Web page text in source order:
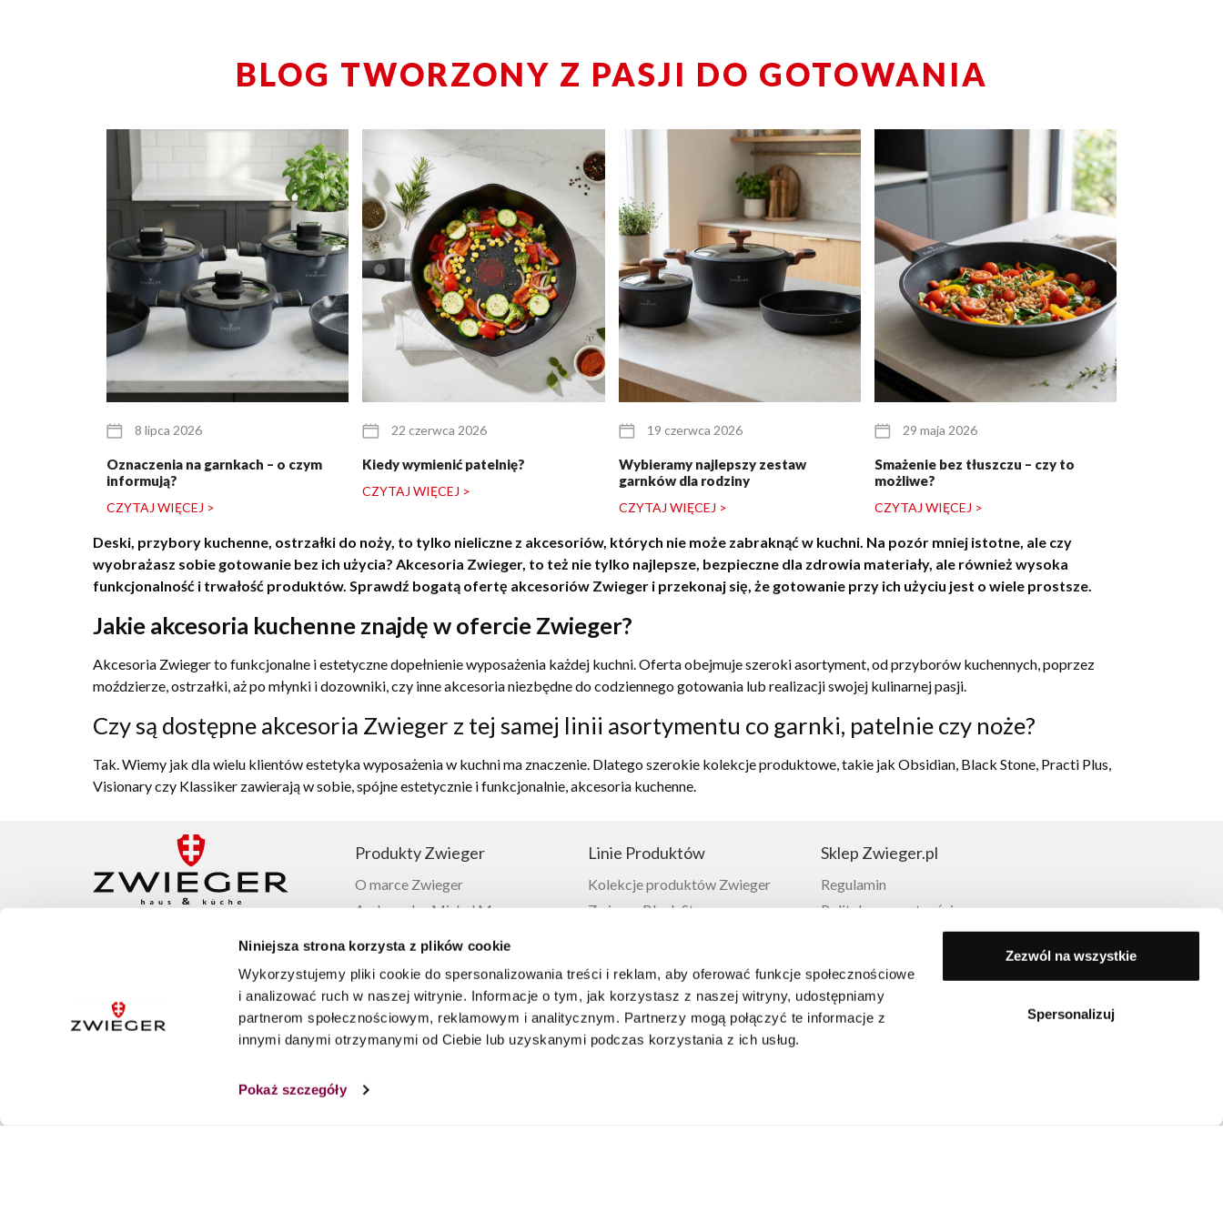
Niniejsza strona korzysta z plików cookie
Wykorzystujemy pliki cookie do spersonalizowania treści i reklam, aby oferować funkcje społecznościowe
i analizować ruch w naszej witrynie. Informacje o tym, jak korzystasz z naszej witryny, udostępniamy
partnerom społecznościowym, reklamowym i analitycznym. Partnerzy mogą połączyć te informacje z
innymi danymi otrzymanymi od Ciebie lub uzyskanymi podczas korzystania z ich usług.
Pokaż szczegóły
Zezwól na wszystkie
Spersonalizuj
BLOG TWORZONY Z PASJI DO GOTOWANIA
8 lipca 2026
Oznaczenia na garnkach – o czym
informują?
CZYTAJ WIĘCEJ >
22 czerwca 2026
Kiedy wymienić patelnię?
CZYTAJ WIĘCEJ >
19 czerwca 2026
Wybieramy najlepszy zestaw
garnków dla rodziny
CZYTAJ WIĘCEJ >
29 maja 2026
Smażenie bez tłuszczu – czy to
możliwe?
CZYTAJ WIĘCEJ >
Deski, przybory kuchenne, ostrzałki do noży, to tylko nieliczne z akcesoriów, których nie może zabraknąć w kuchni. Na pozór mniej istotne, ale czy
wyobrażasz sobie gotowanie bez ich użycia? Akcesoria Zwieger, to też nie tylko najlepsze, bezpieczne dla zdrowia materiały, ale również wysoka
funkcjonalność i trwałość produktów. Sprawdź bogatą ofertę akcesoriów Zwieger i przekonaj się, że gotowanie przy ich użyciu jest o wiele prostsze.
Jakie akcesoria kuchenne znajdę w ofercie Zwieger?
Akcesoria Zwieger to funkcjonalne i estetyczne dopełnienie wyposażenia każdej kuchni. Oferta obejmuje szeroki asortyment, od przyborów kuchennych, poprzez
moździerze, ostrzałki, aż po młynki i dozowniki, czy inne akcesoria niezbędne do codziennego gotowania lub realizacji swojej kulinarnej pasji.
Czy są dostępne akcesoria Zwieger z tej samej linii asortymentu co garnki, patelnie czy noże?
Tak. Wiemy jak dla wielu klientów estetyka wyposażenia w kuchni ma znaczenie. Dlatego szerokie kolekcje produktowe, takie jak Obsidian, Black Stone, Practi Plus,
Visionary czy Klassiker zawierają w sobie, spójne estetycznie i funkcjonalnie, akcesoria kuchenne.
+48 22 100 12 35
SKLEP@ZWIEGER.PL
Produkty Zwieger
O marce Zwieger
Ambasador Michel Moran
Garnki Zwieger
Noże Zwieger
Sztućće Zwieger
Zastawa Zwieger
Linie Produktów
Kolekcje produktów Zwieger
Zwieger Black Stone
Zwieger Vesna
Sklep Zwieger.pl
Regulamin
Polityka prywatności
Zwroty
Reklamacje